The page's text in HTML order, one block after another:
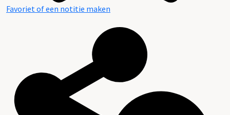
Favoriet of een notitie maken